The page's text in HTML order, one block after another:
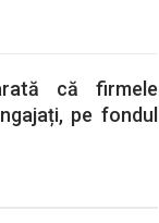
că firmele
pe fondul